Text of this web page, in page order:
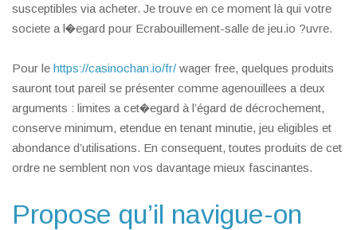
susceptibles via acheter. Je trouve en ce moment là qui votre
societe a l�egard pour Ecrabouillement-salle de jeu.io ?uvre.
Pour le https://casinochan.io/fr/ wager free, quelques produits
sauront tout pareil se présenter comme agenouillees a deux
arguments : limites a cet�egard à l’égard de décrochement,
conserve minimum, etendue en tenant minutie, jeu eligibles et
abondance d’utilisations. En consequent, toutes produits de cet
ordre ne semblent non vos davantage mieux fascinantes.
Propose qu’il navigue-on